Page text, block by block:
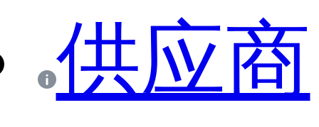
供应商